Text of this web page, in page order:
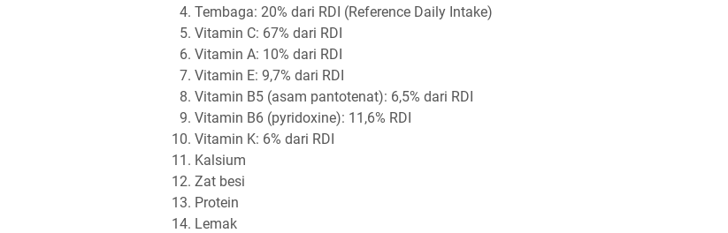
Tembaga: 20% dari RDI (Reference Daily Intake)
Vitamin C: 67% dari RDI
Vitamin A: 10% dari RDI
Vitamin E: 9,7% dari RDI
Vitamin B5 (asam pantotenat): 6,5% dari RDI
Vitamin B6 (pyridoxine): 11,6% RDI
Vitamin K: 6% dari RDI
Kalsium
Zat besi
Protein
Lemak